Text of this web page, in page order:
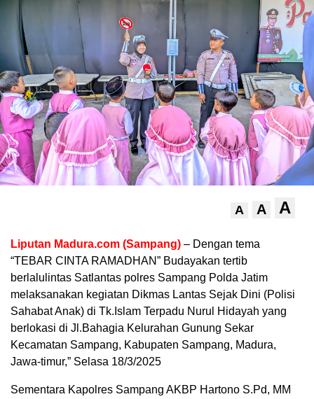
A A A
Liputan Madura.com (Sampang) – Dengan tema
“TEBAR CINTA RAMADHAN” Budayakan tertib
berlalulintas Satlantas polres Sampang Polda Jatim
melaksanakan kegiatan Dikmas Lantas Sejak Dini (Polisi
Sahabat Anak) di Tk.Islam Terpadu Nurul Hidayah yang
berlokasi di Jl.Bahagia Kelurahan Gunung Sekar
Kecamatan Sampang, Kabupaten Sampang, Madura,
Jawa-timur,” Selasa 18/3/2025
Sementara Kapolres Sampang AKBP Hartono S.Pd, MM